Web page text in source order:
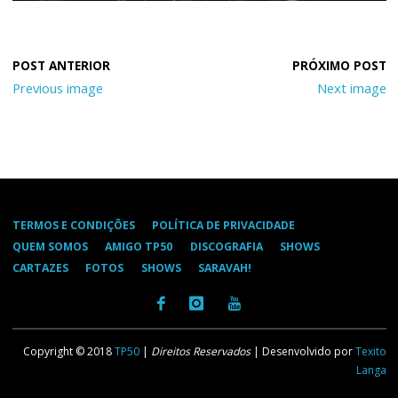
Previous image Next image
TERMOS E CONDIÇÕES
POLÍTICA DE PRIVACIDADE
QUEM SOMOS
AMIGO TP50 DISCOGRAFIA
SHOWS
CARTAZES
FOTOS SHOWS SARAVAH!
Copyright © 2018TP50 | Direitos Reservados| Desenvolvido porTexito
Langa